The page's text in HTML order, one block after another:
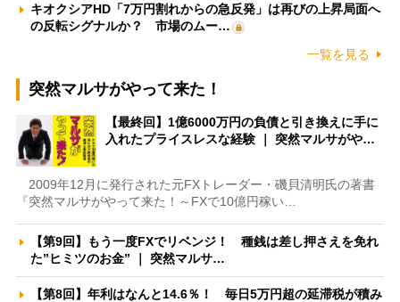
キオクシアHD「7万円割れからの急反発」は再びの上昇局面へ
の反転シグナルか？ 市場のムー…
一覧を見る
突然マルサがやって来た！
【最終回】1億6000万円の負債と引き換えに手に
入れたプライスレスな経験 ｜ 突然マルサがや…
2009年12月に発行された元FXトレーダー・磯貝清明氏の著書
『突然マルサがやって来た！～FXで10億円稼い…
【第9回】もう一度FXでリベンジ！ 種銭は差し押さえを免れ
た”ヒミツのお金” ｜ 突然マルサ…
【第8回】年利はなんと14.6％！ 毎日5万円超の延滞税が積み